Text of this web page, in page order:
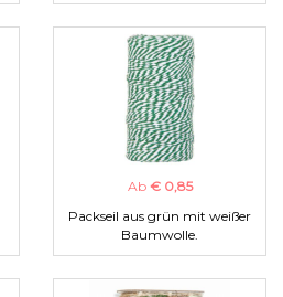
Ab € 0,85
Packseil aus grün mit weißer
Baumwolle.